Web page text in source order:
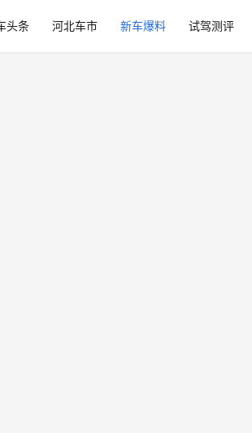
头条 河北车市 新车爆料 试驾测评